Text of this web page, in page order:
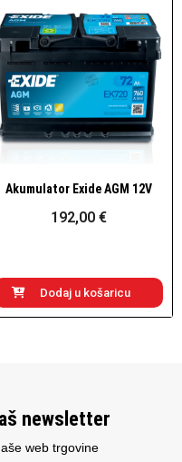
Brzi pogled
Akumulator Exide AGM 12V
192,00 €
Dodaj u košaricu
newsletter
web trgovine